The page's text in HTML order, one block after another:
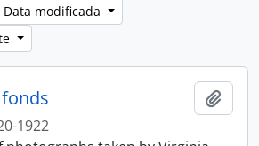
modificada
1922